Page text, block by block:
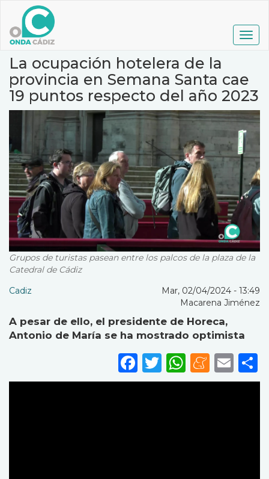
contenido
principal
La ocupación hotelera de la
provincia en Semana Santa cae
19 puntos respecto del año 2023
Grupos de turistas pasean entre los palcos de la plaza de la
Catedral de Cádiz
Cadiz
Mar, 02/04/2024 - 13:49
Macarena Jiménez
A pesar de ello, el presidente de Horeca,
Antonio de María se ha mostrado optimista
Facebook
Twitter